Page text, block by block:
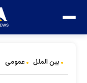
بین الملل عمومی